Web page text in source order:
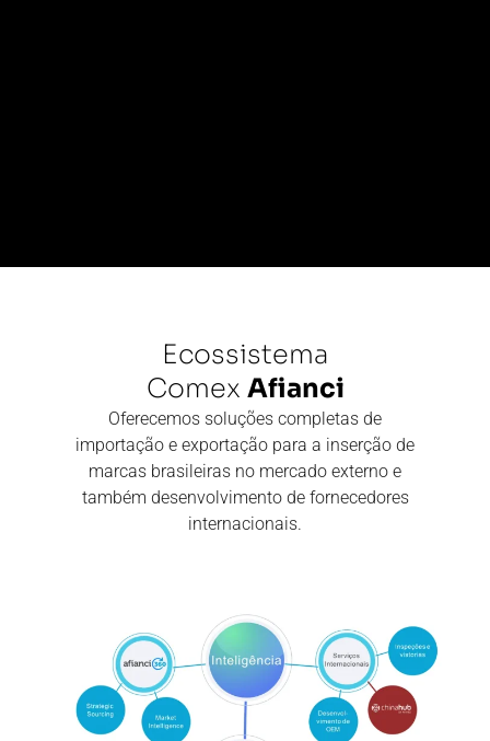
Ecossistema
Comex Afianci
Oferecemos soluções completas de
importação e exportação para a inserção de
marcas brasileiras no mercado externo e
também desenvolvimento de fornecedores
internacionais.